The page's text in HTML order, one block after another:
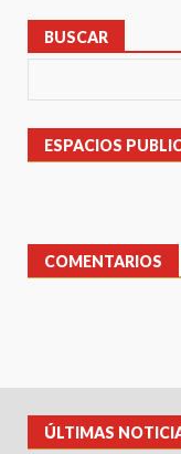
BUSCAR
ESPACIOS
COMENTARIOS
ÚLTIMAS